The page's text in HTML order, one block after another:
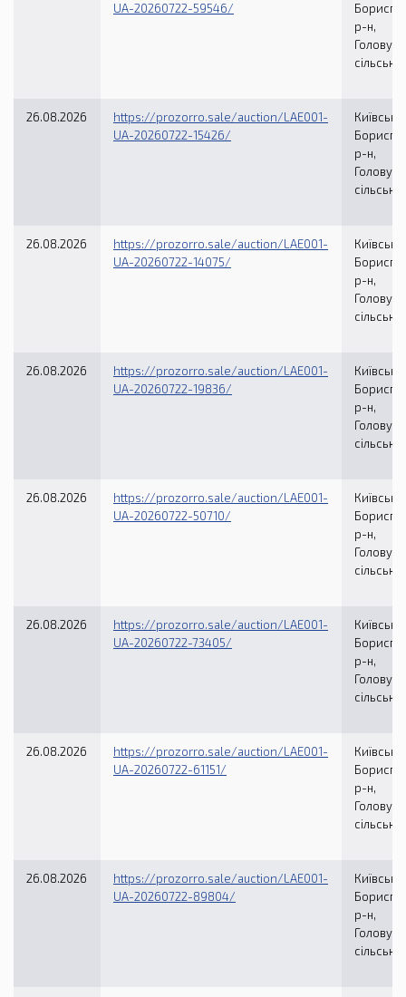
UA-20260722-59546/
р-н,
26.08.2026
https://prozorro.sale/auction/LAE001-
UA-20260722-15426/
р-н,
26.08.2026
https://prozorro.sale/auction/LAE001-
UA-20260722-14075/
р-н,
26.08.2026
https://prozorro.sale/auction/LAE001-
UA-20260722-19836/
р-н,
26.08.2026
https://prozorro.sale/auction/LAE001-
UA-20260722-50710/
р-н,
26.08.2026
https://prozorro.sale/auction/LAE001-
UA-20260722-73405/
р-н,
26.08.2026
https://prozorro.sale/auction/LAE001-
UA-20260722-61151/
р-н,
26.08.2026
https://prozorro.sale/auction/LAE001-
UA-20260722-89804/
р-н,